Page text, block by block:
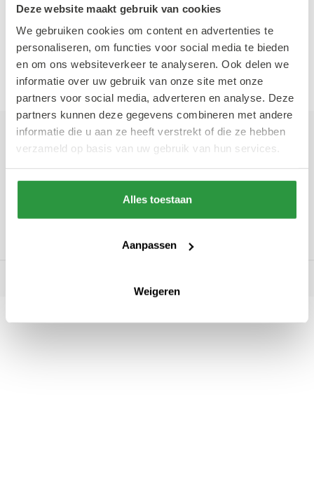
Deze website maakt gebruik van cookies
We gebruiken cookies om content en advertenties te
personaliseren, om functies voor social media te bieden
en om ons websiteverkeer te analyseren. Ook delen we
informatie over uw gebruik van onze site met onze
partners voor social media, adverteren en analyse. Deze
partners kunnen deze gegevens combineren met andere
informatie die u aan ze heeft verstrekt of die ze hebben
verzameld op basis van uw gebruik van hun services.
Alles toestaan
Aanpassen
Weigeren
versgebakken koekjes. Laat je verleiden door
de zoete aroma's en trakteer jezelf op een
onvergetelijke koffiepauze. Je verdient het.
‘Laat je verleiden door de
zoete aroma's en trakteer
jezelf op een onvergetelijke
koffiepauze.’